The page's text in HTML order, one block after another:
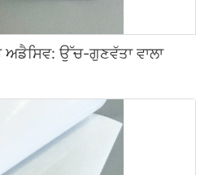
ਉੱਚ-ਗੁਣਵੱਤਾ ਵਾਲਾ